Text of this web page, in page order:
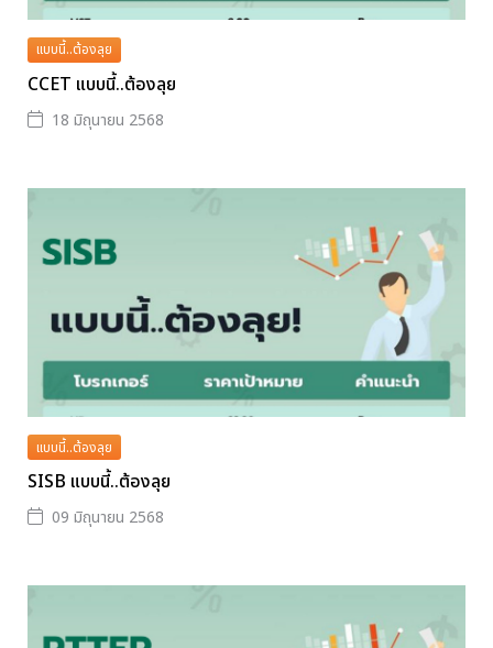
แบบนี้..ต้องลุย
CCET แบบนี้..ต้องลุย
18 มิถุนายน 2568
แบบนี้..ต้องลุย
SISB แบบนี้..ต้องลุย
09 มิถุนายน 2568